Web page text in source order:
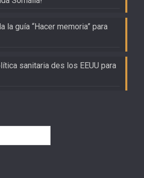
la guía “Hacer memoria” para
sanitaria des los EEUU para